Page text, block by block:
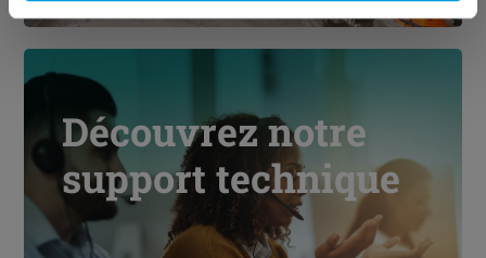
Découvrez notre
support technique